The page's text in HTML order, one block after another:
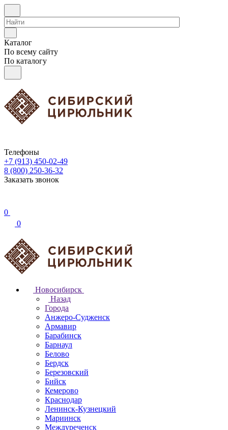
Каталог
По всему сайту
По каталогу
Телефоны
+7 (913) 450-02-49
8 (800) 250-36-32
Заказать звонок
0
0
Новосибирск
Назад
Города
Анжеро-Судженск
Армавир
Барабинск
Барнаул
Белово
Бердск
Березовский
Бийск
Кемерово
Краснодар
Ленинск-Кузнецкий
Мариинск
Междуреченск